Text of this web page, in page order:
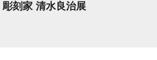
彫刻家 清水良治展